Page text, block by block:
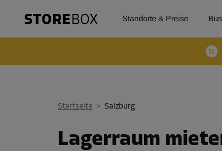
Standorte & Preise
Startseite > Salzburg
Lagerraum